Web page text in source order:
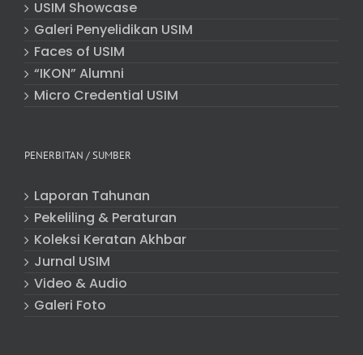
USIM Showcase
Galeri Penyelidikan USIM
Faces of USIM
“IKON” Alumni
Micro Credential USIM
PENERBITAN / SUMBER
Laporan Tahunan
Pekeliling & Peraturan
Koleksi Keratan Akhbar
Jurnal USIM
Video & Audio
Galeri Foto